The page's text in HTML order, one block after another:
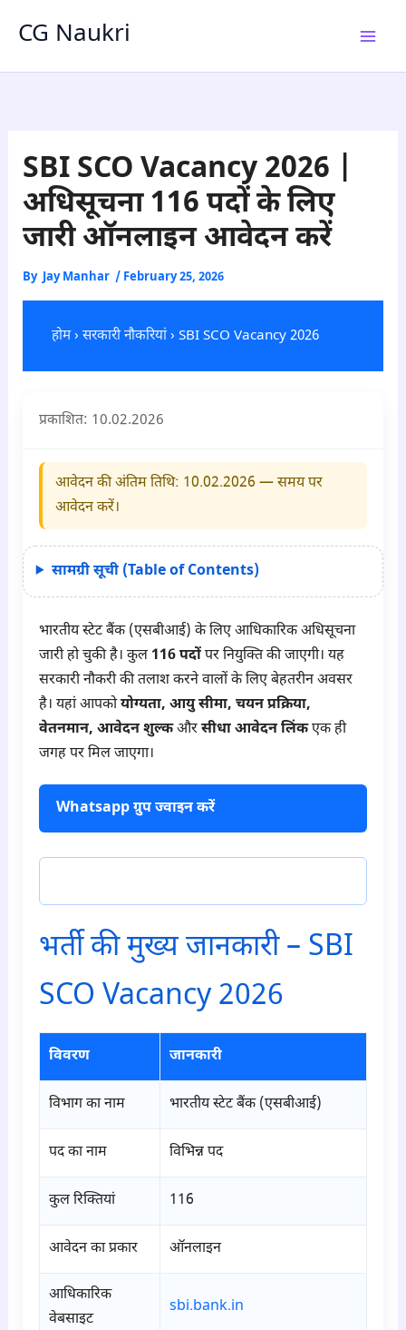
CG Naukri
SBI SCO Vacancy 2026 |
अधिसूचना 116 पदों के लिए
जारी ऑनलाइन आवेदन करें
By Jay Manhar / February 25, 2026
होम› सरकारी नौकरियां› SBI SCO Vacancy 2026
प्रकाशित: 10.02.2026
आवेदन की अंतिम तिथि: 10.02.2026 — समय पर
आवेदन करें।
सामग्री सूची (Table of Contents)
भारतीय स्टेट बैंक (एसबीआई) के लिए आधिकारिक अधिसूचना
जारी हो चुकी है। कुल 116 पदोंपर नियुक्ति की जाएगी। यह
सरकारी नौकरी की तलाश करने वालों के लिए बेहतरीन अवसर
है। यहां आपकोयोग्यता, आयु सीमा, चयन प्रक्रिया,
वेतनमान, आवेदन शुल्कऔरसीधा आवेदन लिंकएक ही
जगह पर मिल जाएगा।
Whatsapp ग्रुप ज्वाइन करें
भर्ती की मुख्य जानकारी – SBI
SCO Vacancy 2026
विवरण जानकारी
विभाग का नाम भारतीय स्टेट बैंक (एसबीआई)
पद का नाम विभिन्न पद
कुल रिक्तियां 116
आवेदन का प्रकार ऑनलाइन
आधिकारिक
वेबसाइट
sbi.bank.in